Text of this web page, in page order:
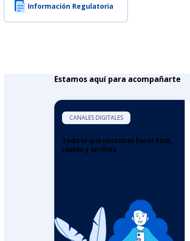
Información Regulatoria
Estamos aquí para acompañarte
CANALES DIGITALES
Todo lo que necesitas hacer fácil,
rápido y en línea